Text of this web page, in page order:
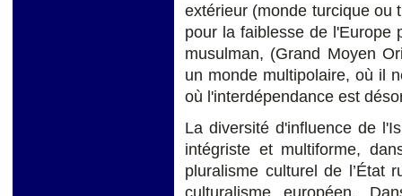
extérieur (monde turcique ou
pour la faiblesse de l'Europe
musulman, (Grand Moyen
un monde multipolaire, où il
où l'interdépendance est
La diversité d'influence de
intégriste et multiforme,
pluralisme culturel de l’État